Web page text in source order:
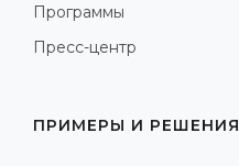
Программы
Пресс-центр
ПРИМЕРЫ И РЕШЕНИЯ